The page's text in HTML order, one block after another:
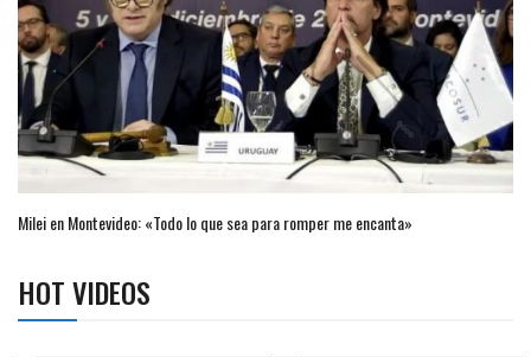
Milei en Montevideo: «Todo lo que sea para romper me encanta»
HOT VIDEOS